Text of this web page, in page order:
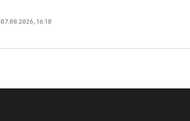
07.08.2026, 16:10